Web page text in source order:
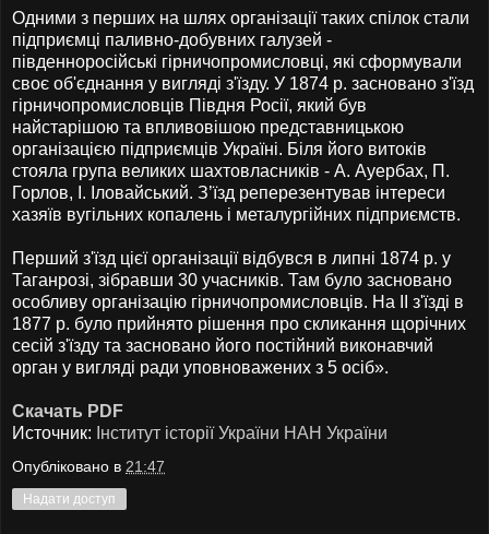
Одними з перших на шлях організації таких спілок стали
підприємці паливно-добувних галузей -
південноросійські гірничопромисловці, які сформували
своє об'єднання у вигляді з'їзду. У 1874 р. засновано з'їзд
гірничопромисловців Півдня Росії, який був
найстарішою та впливовішою представницькою
організацією підприємців Україні. Біля його витоків
стояла група великих шахтовласників - А. Ауербах, П.
Горлов, І. Іловайський. З’їзд реперезентував інтереси
хазяїв вугільних копалень і металургійних підприємств.
Перший з'їзд цієї організації відбувся в липні 1874 р. у
Таганрозі, зібравши 30 учасників. Там було засновано
особливу організацію гірничопромисловців. На II з'їзді в
1877 р. було прийнято рішення про скликання щорічних
сесій з'їзду та засновано його постійний виконавчий
орган у вигляді ради уповноважених з 5 осіб».
Скачать PDF
Источник: Інститут історії України НАН України
Опубліковано в 21:47
Надати доступ